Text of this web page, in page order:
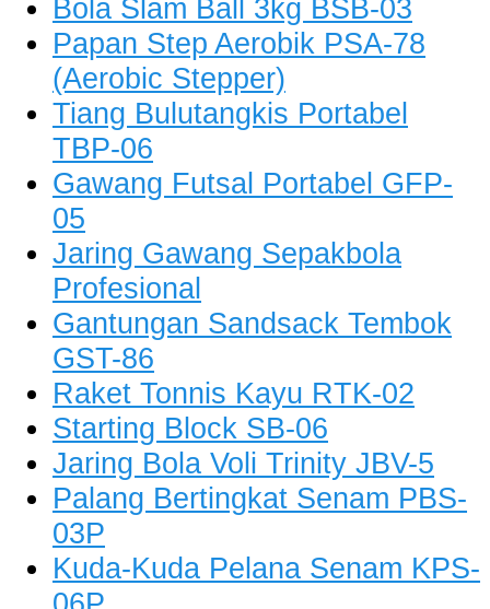
Bola Slam Ball 3kg BSB-03
Papan Step Aerobik PSA-78
(Aerobic Stepper)
Tiang Bulutangkis Portabel
TBP-06
Gawang Futsal Portabel GFP-
05
Jaring Gawang Sepakbola
Profesional
Gantungan Sandsack Tembok
GST-86
Raket Tonnis Kayu RTK-02
Starting Block SB-06
Jaring Bola Voli Trinity JBV-5
Palang Bertingkat Senam PBS-
03P
Kuda-Kuda Pelana Senam KPS-